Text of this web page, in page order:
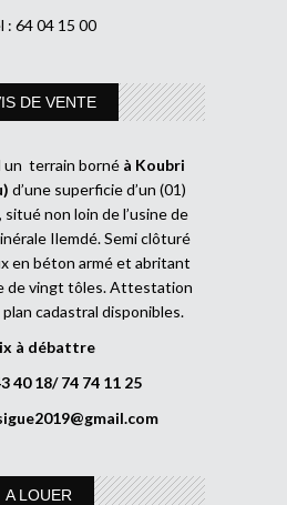
: 64 04 15 00
DE VENTE
un terrain borné à Koubri
d’une superficie d’un (01)
non loin de l’usine de
Ilemdé. Semi clôturé
en béton armé et abritant
de vingt tôles. Attestation
cadastral disponibles.
à débattre
40 18/ 74 74 11 25
A LOUER